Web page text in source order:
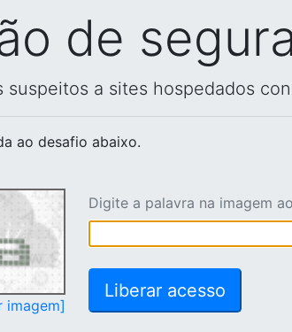
de
a sites hospedados
ao desafio abaixo.
imagem]
Digite a palavra na imagem